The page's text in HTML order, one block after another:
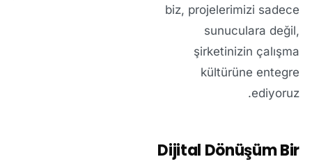
biz, projelerimizi sadece
sunuculara değil,
şirketinizin çalışma
kültürüne entegre
ediyoruz.
Dijital Dönüşüm Bir